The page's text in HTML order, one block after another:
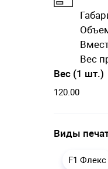
Вес
Вес (1 шт.)
120.00
Виды
F1 Флекс